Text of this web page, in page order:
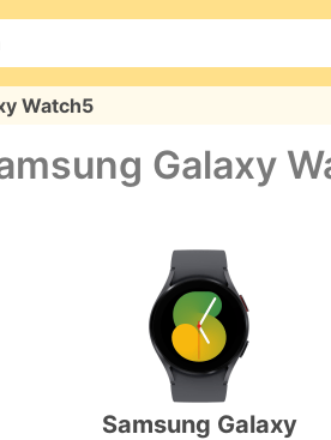
Watch5
Galaxy
Samsung Galaxy